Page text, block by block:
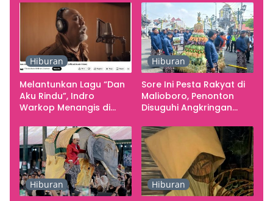
Kebutuhan Konser
Yogyakarta sebagai
Pusat Pergerakan Seni
Rupa Indonesia
Hiburan
Melantunkan Lagu “Dan
Aku Rindu”, Indro
Warkop Menangis di
Hiburan
Sore Ini Pesta Rakyat di
Malioboro, Penonton
Disuguhi Angkringan
Hiburan Hiburan